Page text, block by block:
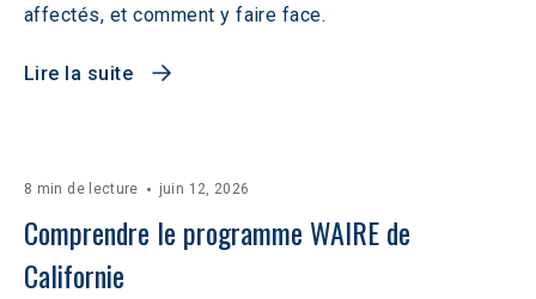
affectés, et comment y faire face.
Lire la suite
8 min de lecture juin 12, 2026
Comprendre le programme WAIRE de
Californie